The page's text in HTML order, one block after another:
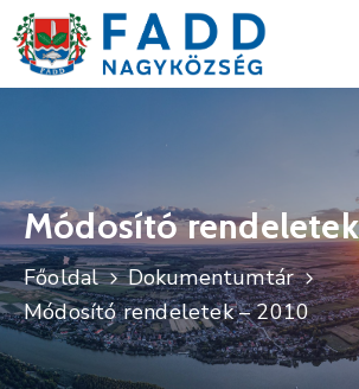
Hivatal
Fadd
Nagyközség
Turisztika
Módosító
Főoldal
Dokumentumtár
Módosító rendeletek – 2010